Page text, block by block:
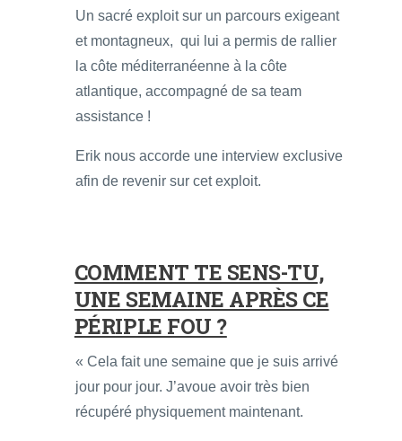
Un sacré exploit sur un parcours exigeant
et montagneux, qui lui a permis de rallier
la côte méditerranéenne à la côte
atlantique, accompagné de sa team
assistance !
Erik nous accorde une interview exclusive
afin de revenir sur cet exploit.
COMMENT TE SENS-TU,
UNE SEMAINE APRÈS CE
PÉRIPLE FOU ?
« Cela fait une semaine que je suis arrivé
jour pour jour. J’avoue avoir très bien
récupéré physiquement maintenant.